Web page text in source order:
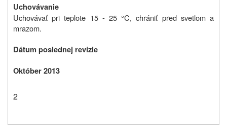
Uchovávanie
Uchovávať pri teplote 15 - 25 °C, chrániť pred svetlom a
mrazom.
Dátum poslednej revízie
Október 2013
2